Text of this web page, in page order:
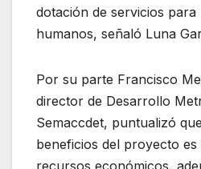
dotación de servicios para
humanos, señaló Luna
Por su parte Francisco
director de Desarrollo
Semaccdet, puntualizó
beneficios del proyecto